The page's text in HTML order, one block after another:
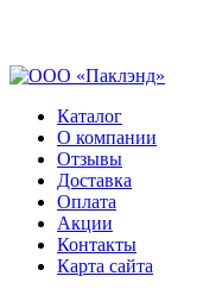
Каталог
О компании
Отзывы
Доставка
Оплата
Акции
Контакты
Карта сайта